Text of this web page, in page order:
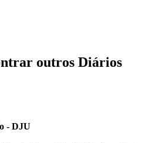
outros Diários
- DJU